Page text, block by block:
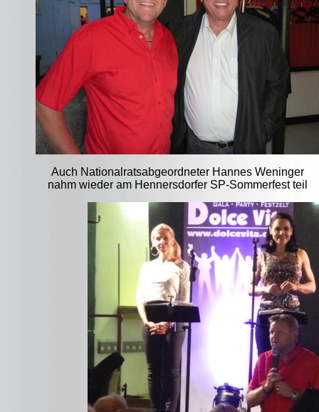
Auch Nationalratsabgeordneter Hannes Weninger
nahm wieder am Hennersdorfer SP-Sommerfest teil